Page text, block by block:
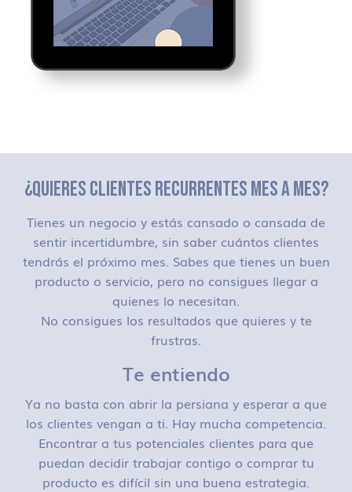
¿QUIERES CLIENTES RECURRENTES MES A MES?
Tienes un negocio y estás cansado o cansada de
sentir incertidumbre, sin saber cuántos clientes
tendrás el próximo mes. Sabes que tienes un buen
producto o servicio, pero no consigues llegar a
quienes lo necesitan.
No consigues los resultados que quieres y te
frustras.
Te entiendo
Ya no basta con abrir la persiana y esperar a que
los clientes vengan a ti. Hay mucha competencia.
Encontrar a tus potenciales clientes para que
puedan decidir trabajar contigo o comprar tu
producto es difícil sin una buena estrategia.